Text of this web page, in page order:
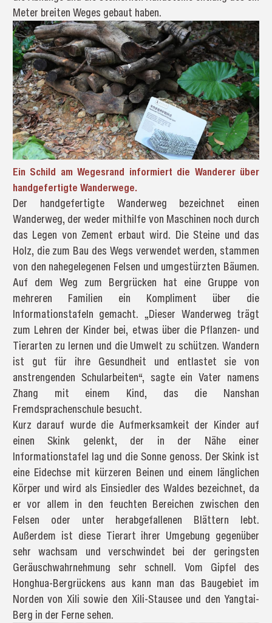
Meter breiten Weges gebaut haben.
Ein Schild am Wegesrand informiert die Wanderer über
handgefertigte Wanderwege.
Der handgefertigte Wanderweg bezeichnet einen
Wanderweg, der weder mithilfe von Maschinen noch durch
das Legen von Zement erbaut wird. Die Steine und das
Holz, die zum Bau des Wegs verwendet werden, stammen
von den nahegelegenen Felsen und umgestürzten Bäumen.
Auf dem Weg zum Bergrücken hat eine Gruppe von
mehreren Familien ein Kompliment über die
Informationstafeln gemacht. „Dieser Wanderweg trägt
zum Lehren der Kinder bei, etwas über die Pflanzen- und
Tierarten zu lernen und die Umwelt zu schützen. Wandern
ist gut für ihre Gesundheit und entlastet sie von
anstrengenden Schularbeiten“, sagte ein Vater namens
Zhang mit einem Kind, das die Nanshan
Fremdsprachenschule besucht.
Kurz darauf wurde die Aufmerksamkeit der Kinder auf
einen Skink gelenkt, der in der Nähe einer
Informationstafel lag und die Sonne genoss. Der Skink ist
eine Eidechse mit kürzeren Beinen und einem länglichen
Körper und wird als Einsiedler des Waldes bezeichnet, da
er vor allem in den feuchten Bereichen zwischen den
Felsen oder unter herabgefallenen Blättern lebt.
Außerdem ist diese Tierart ihrer Umgebung gegenüber
sehr wachsam und verschwindet bei der geringsten
Geräuschwahrnehmung sehr schnell. Vom Gipfel des
Honghua-Bergrückens aus kann man das Baugebiet im
Norden von Xili sowie den Xili-Stausee und den Yangtai-
Berg in der Ferne sehen.